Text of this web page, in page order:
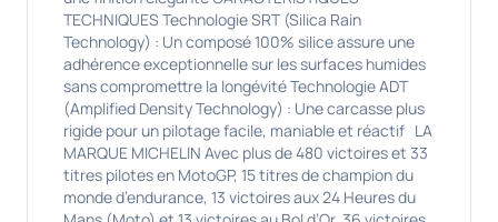
TECHNIQUES Technologie SRT (Silica Rain
Technology) : Un composé 100% silice assure une
adhérence exceptionnelle sur les surfaces humides
sans compromettre la longévité Technologie ADT
(Amplified Density Technology) : Une carcasse plus
rigide pour un pilotage facile, maniable et réactif LA
MARQUE MICHELIN Avec plus de 480 victoires et 33
titres pilotes en MotoGP, 15 titres de champion du
monde d’endurance, 13 victoires aux 24 Heures du